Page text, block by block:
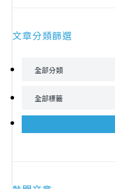
文章分類篩選